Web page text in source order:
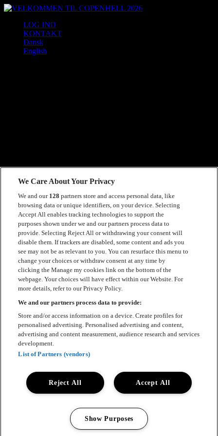
Skip
content
COPENHELL
LOG IND
KONTAKT
Dansk
English
i munden i travle perioder
Erfaring som bartender er en stor fordel, men ikke et krav
OPGAVER
Som frivillig hos COPENHELL Cocktail Club får du lov til at trylle
lækre cocktails frem midt i festivalens kaos. Du mixer drikke med
lokale råvarer og giver gæsterne en smagsoplevelse, de ikke lige
glemmer.
når helvede buldrer omkring os. Du bliver en del af et stærkt hold,
der elsker god energi, gode mennesker og gode cocktails.
Hvis du kan lide festivalstemning, teamwork og at servere noget
ekstra lækkert, så er du lige den, vi mangler!
Det kan være uforudsigeligt at lave festival, så vær opmærksom på,
at du kan blive flyttet til et andet hold eller få tildelt nogle andre
We Care About Your Privacy
We and our 128 partners store and access personal data, like
browsing data or unique identifiers, on your device. Selecting
Accept All enables tracking technologies to support the
purposes shown under we and our partners process data to
provide. Selecting Reject All or withdrawing your consent will
disable them. If trackers are disabled, some content and ads you
see may not be as relevant to you. You can resurface this menu to
change your choices or withdraw consent at any time by
clicking the Manage my cookies link on the bottom of the
webpage. Your choices will have effect within our Website. For
more details, refer to our Privacy Policy.
We and our partners process data to provide:
Store and/or access information on a device. Create profiles for
personalised advertising. Personalised advertising and content,
advertising and content measurement, audience research and services
development.
List of Partners (vendors)
Accept All
Reject All
Show Purposes